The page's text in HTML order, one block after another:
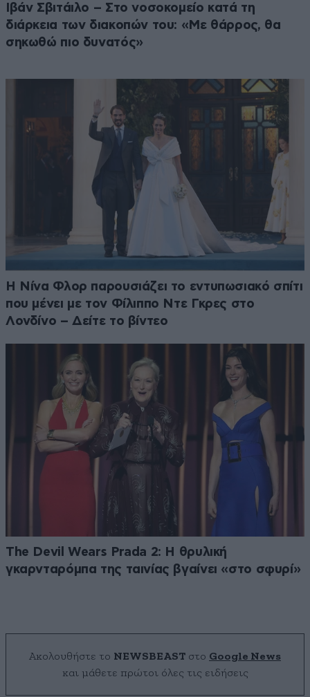
Ιβάν Σβιτάιλο – Στο νοσοκομείο κατά τη
διάρκεια των διακοπών του: «Με θάρρος, θα
σηκωθώ πιο δυνατός»
Η Νίνα Φλορ παρουσιάζει το εντυπωσιακό σπίτι
που μένει με τον Φίλιππο Ντε Γκρες στο
Λονδίνο – Δείτε το βίντεο
The Devil Wears Prada 2: Η θρυλική
γκαρνταρόμπα της ταινίας βγαίνει «στο σφυρί»
Ακολουθήστε το NEWSBEAST στο Google News
και μάθετε πρώτοι όλες τις ειδήσεις